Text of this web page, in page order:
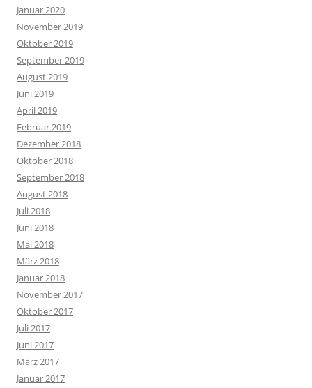
Januar 2020
November 2019
Oktober 2019
September 2019
August 2019
Juni 2019
April 2019
Februar 2019
Dezember 2018
Oktober 2018
September 2018
August 2018
Juli 2018
Juni 2018
Mai 2018
März 2018
Januar 2018
November 2017
Oktober 2017
Juli 2017
Juni 2017
März 2017
Januar 2017